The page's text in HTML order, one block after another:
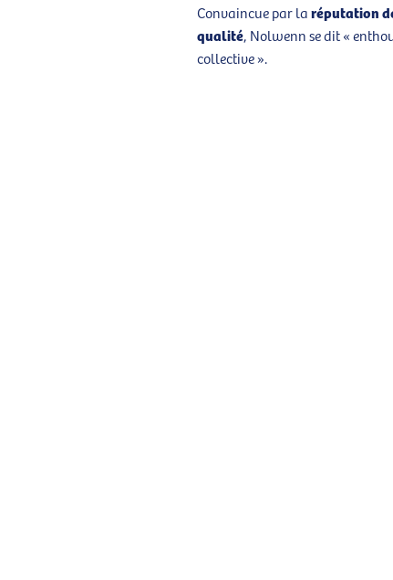
Convaincue par laréputation
qualité, Nolwenn se dit «
collective ».